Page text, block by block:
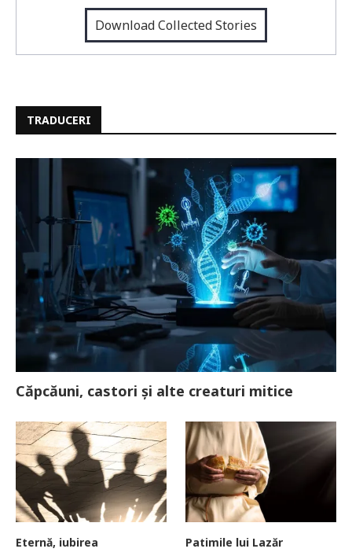
Download Collected Stories
TRADUCERI
Căpcăuni, castori și alte creaturi mitice
Eternă, iubirea Patimile lui Lazăr